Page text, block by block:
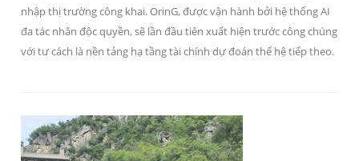
nhập thị trường công khai. OrinG, được vận hành bởi hệ thống AI
đa tác nhân độc quyền, sẽ lần đầu tiên xuất hiện trước công chúng
với tư cách là nền tảng hạ tầng tài chính dự đoán thế hệ tiếp theo.